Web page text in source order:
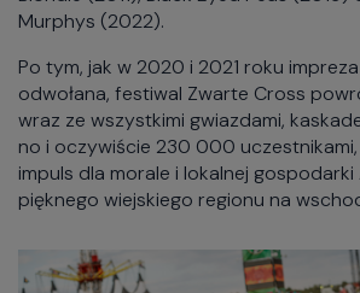
Murphys (2022).
Po tym, jak w 2020 i 2021 roku
odwołana, festiwal Zwarte Cross
wraz ze wszystkimi gwiazdami,
no i oczywiście 230 000 uczestnikami,
impuls dla morale i lokalnej
pięknego wiejskiego regionu na